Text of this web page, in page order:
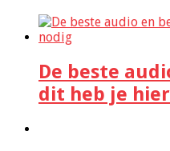
De beste
dit heb je